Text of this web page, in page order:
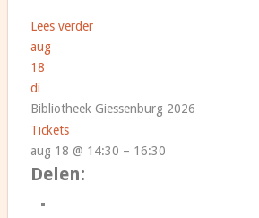
Lees verder
aug
18
di
Bibliotheek Giessenburg 2026
Tickets
aug 18 @ 14:30 – 16:30
Delen: